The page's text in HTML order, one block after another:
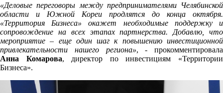
«Деловые переговоры между предпринимателями Челябинской
области и Южной Кореи продлятся до конца октября.
«Территория Бизнеса» окажет необходимые поддержку и
сопровождение на всех этапах партнерства. Добавлю, что
мероприятие – еще один шаг к повышению инвестиционной
привлекательности нашего региона», - прокомментировала
Анна Комарова, директор по инвестициям «Территории
Бизнеса».